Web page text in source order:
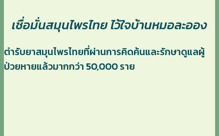
เชื่อมั่นสมุนไพรไทย ไว้ใจบ้านหมอละออง
ตำรับยาสมุนไพรไทยที่ผ่านการคิดค้นและรักษาดูแลผู้
ป่วยหายแล้วมากกว่า 50,000 ราย